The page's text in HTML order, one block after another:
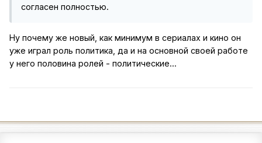
согласен полностью.
Ну почему же новый, как минимум в сериалах и кино он
уже играл роль политика, да и на основной своей работе
у него половина ролей - политические...